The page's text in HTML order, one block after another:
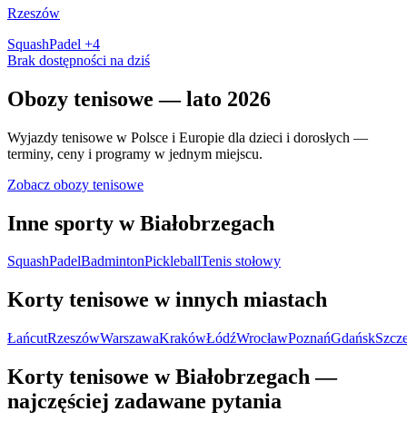
Rzeszów
SquashPadel +4
Brak dostępności na dziś
Obozy tenisowe — lato 2026
Wyjazdy tenisowe w Polsce i Europie dla dzieci i dorosłych —
terminy, ceny i programy w jednym miejscu.
Zobacz obozy tenisowe
Inne sporty w Białobrzegach
SquashPadelBadmintonPickleballTenis stołowy
Korty tenisowe w innych miastach
ŁańcutRzeszówWarszawaKrakówŁódźWrocławPoznańGdańsk
Korty tenisowe w Białobrzegach —
najczęściej zadawane pytania